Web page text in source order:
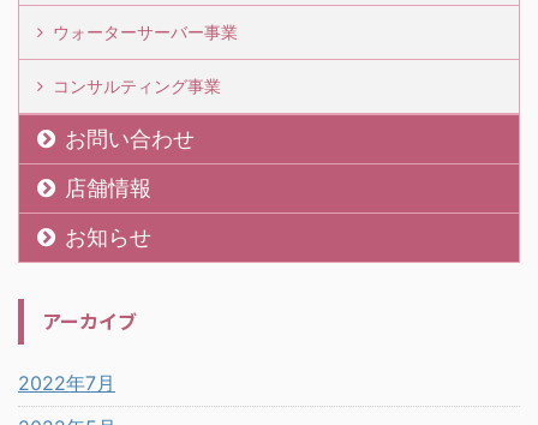
ウォーターサーバー事業
コンサルティング事業
お問い合わせ
店舗情報
お知らせ
アーカイブ
2022年7月